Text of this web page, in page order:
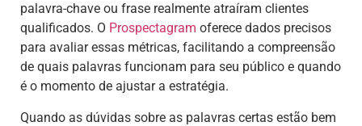
palavra-chave ou frase realmente atraíram clientes
qualificados. O Prospectagram oferece dados precisos
para avaliar essas métricas, facilitando a compreensão
de quais palavras funcionam para seu público e quando
é o momento de ajustar a estratégia.
Quando as dúvidas sobre as palavras certas estão bem